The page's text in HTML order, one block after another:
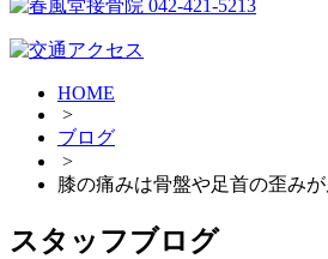
HOME
>
ブログ
>
膝の痛みは骨盤や足首の歪み
スタッフブログ